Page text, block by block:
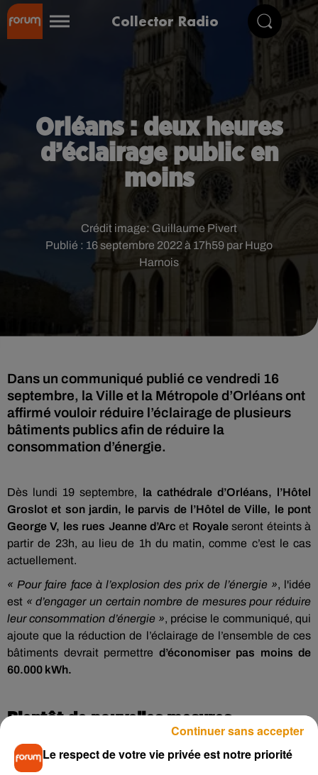
Collector Radio
Orléans : deux heures
d’éclairage public en
moins
Publié : 16 septembre 2022 à 17h59 par Hugo
Harnois
Crédit image: Guillaume Pivert
Dans un communiqué publié ce vendredi 16
septembre, la Ville et la Métropole d’Orléans ont
affirmé vouloir réduire l’éclairage de plusieurs
bâtiments publics afin de réduire la
consommation d’énergie.
Dès lundi 19 septembre, la cathédrale d’Orléans, l’Hôtel
Groslot et son jardin, le parvis de l’Hôtel de Ville, le pont
George V, les rues Jeanne d’Arc et Royaleseront éteints à
partir de 23h, au lieu de 1h du matin, comme c’est le cas
actuellement.
« Pour faire face à l’explosion des prix de l’énergie », l'idée
est «d’engager un certain nombre de mesures pour réduire
leur consommation d’énergie », précise le communiqué, qui
ajoute que la réduction de l’éclairage de l’ensemble de ces
bâtiments devrait permettre d’économiser pas moins de
60.000 kWh.
Bientôt de nouvelles mesures
Par ailleurs, de nouvelles mesures sont prévues
prochainement
« pour réduire les consommations en
Le respect de votre vie privée est notre priorité
Continuer sans accepter